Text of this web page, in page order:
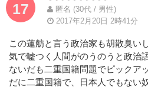
17
匿名 (30代 / 男性)
2017年2月20日 2時41分
この蓮舫と言う政治家も胡散臭い
気で嘘つく人間がのうのうと政治
ないだも二重国籍問題でピックア
だに二重国籍で、日本人でもない